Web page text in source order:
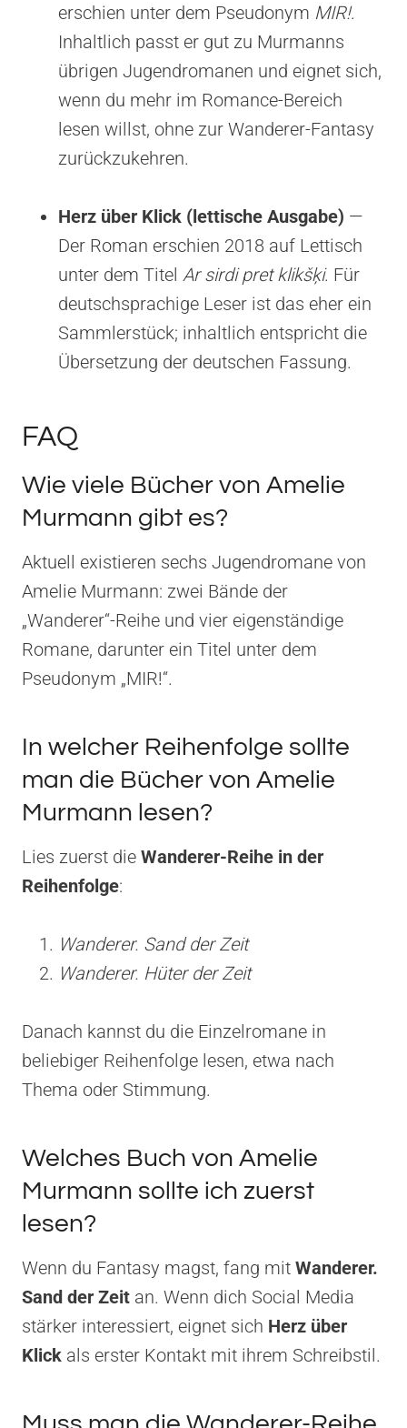
erschien unter dem Pseudonym MIR!.
Inhaltlich passt er gut zu Murmanns
übrigen Jugendromanen und eignet sich,
wenn du mehr im Romance-Bereich
lesen willst, ohne zur Wanderer-Fantasy
zurückzukehren.
Herz über Klick (lettische Ausgabe) —
Der Roman erschien 2018 auf Lettisch
unter dem Titel Ar sirdi pret klikšķi. Für
deutschsprachige Leser ist das eher ein
Sammlerstück; inhaltlich entspricht die
Übersetzung der deutschen Fassung.
FAQ
Wie viele Bücher von Amelie
Murmann gibt es?
Aktuell existieren sechs Jugendromane von
Amelie Murmann: zwei Bände der
„Wanderer“-Reihe und vier eigenständige
Romane, darunter ein Titel unter dem
Pseudonym „MIR!“.
In welcher Reihenfolge sollte
man die Bücher von Amelie
Murmann lesen?
Lies zuerst die Wanderer-Reihe in der
Reihenfolge:
Wanderer. Sand der Zeit
Wanderer. Hüter der Zeit
Danach kannst du die Einzelromane in
beliebiger Reihenfolge lesen, etwa nach
Thema oder Stimmung.
Welches Buch von Amelie
Murmann sollte ich zuerst
lesen?
Wenn du Fantasy magst, fang mit Wanderer.
Sand der Zeit an. Wenn dich Social Media
stärker interessiert, eignet sich Herz über
Klick als erster Kontakt mit ihrem Schreibstil.